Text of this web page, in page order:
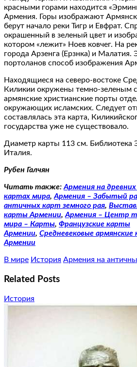
красными горами находится
Армения. Горы изображают
берут начало реки Тигр и Евфрат.
окрашенный в зеленый цвет и
котором «лежит» Ноев ковчег. На
города Арзенга (Ерзнка) и Малатия.
портоланов способ изображения
Находящиеся на северо-востоке
Киликии окружены темно-зеленым
армянские христианские порты
окружающих исламских. Следует
составлялась эта карта,
государства уже не существовало.
Диаметр карты 113 см. Библиотека
Италия.
Рубен Галчян
Читать также: Армения на
картаx мира, Армения – Забытый
античных карт земного рая,
карты Армении, Армения – Центр
мира – Карты, Французские карты
Армении, Средневековые
Армении
В мире История Армения на
Related Posts
История